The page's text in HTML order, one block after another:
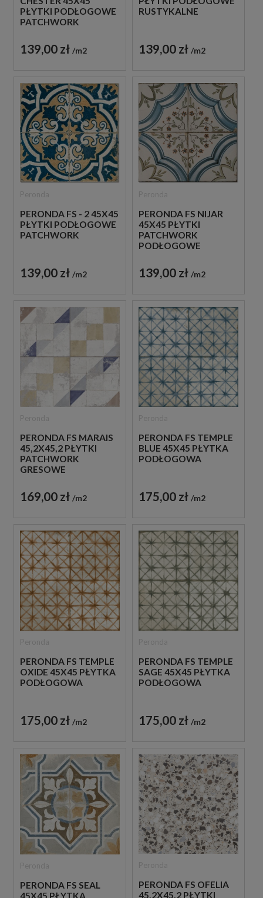
PŁYTKI PODŁOGOWE
PATCHWORK
139,00 zł m2
RUSTYKALNE
139,00 zł m2
PERONDA FS - 2 45X45
PŁYTKI PODŁOGOWE
PATCHWORK
139,00 zł m2
PERONDA FS NIJAR
45X45 PŁYTKI
PATCHWORK
PODŁOGOWE
139,00 zł m2
PERONDA FS MARAIS
45,2X45,2 PŁYTKI
PATCHWORK
GRESOWE
169,00 zł m2
PERONDA FS TEMPLE
BLUE 45X45 PŁYTKA
PODŁOGOWA
175,00 zł m2
PERONDA FS TEMPLE
OXIDE 45X45 PŁYTKA
PODŁOGOWA
175,00 zł m2
PERONDA FS TEMPLE
SAGE 45X45 PŁYTKA
PODŁOGOWA
175,00 zł m2
PERONDA FS SEAL
45X45 PŁYTKA
PERONDA FS OFELIA
45,2X45,2 PŁYTKI